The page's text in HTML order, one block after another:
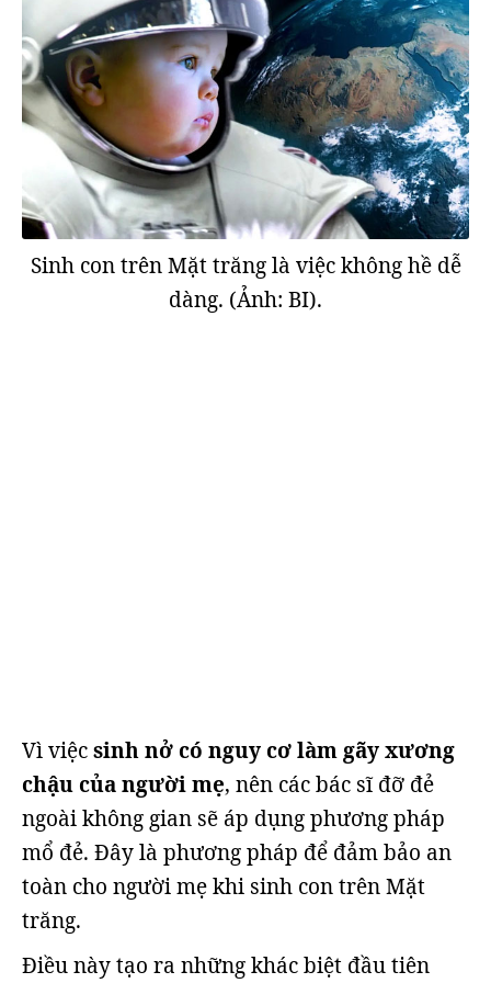
Sinh con trên Mặt trăng là việc không hề dễ
dàng. (Ảnh: BI).
Vì việcsinh nở có nguy cơ làm gãy xương
chậu của người mẹ, nên các bác sĩ đỡ đẻ
ngoài không gian sẽ áp dụng phương pháp
mổ đẻ. Đây là phương pháp để đảm bảo an
toàn cho người mẹ khi sinh con trên Mặt
trăng.
Điều này tạo ra những khác biệt đầu tiên